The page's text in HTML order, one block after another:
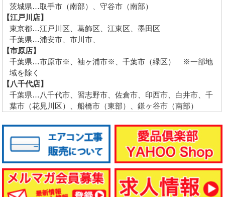
茨城県…取手市（南部）、守谷市（南部）
【江戸川店】
東京都…江戸川区、葛飾区、江東区、墨田区
千葉県…浦安市、市川市、
【市原店】
千葉県…市原市※、袖ヶ浦市※、千葉市（緑区） ※一部地
域を除く
【八千代店】
千葉県…八千代市、習志野市、佐倉市、印西市、白井市、千
葉市（花見川区）、船橋市（東部）、鎌ヶ谷市（南部）